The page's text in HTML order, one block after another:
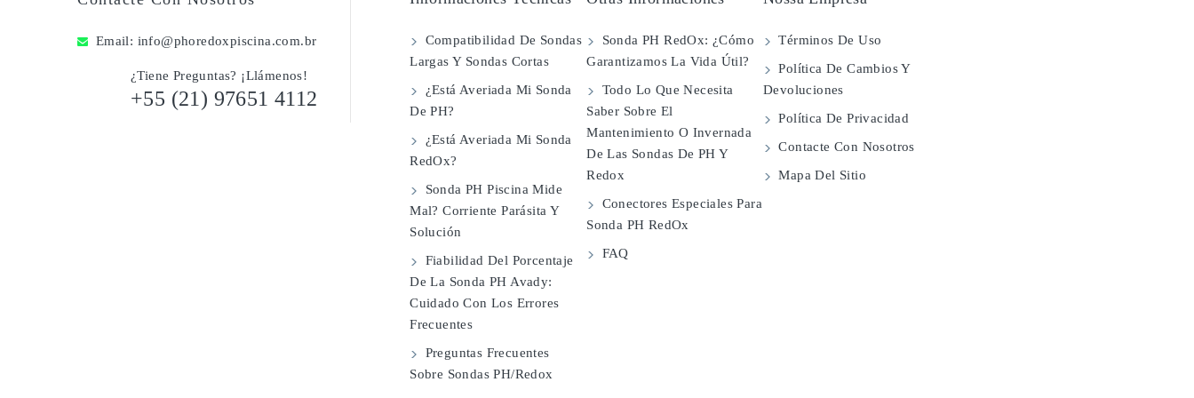
Email: info@phoredoxpiscina.com.br
¿Tiene Preguntas? ¡Llámenos!
+55 (21) 97651 4112
Compatibilidad De Sondas
Largas Y Sondas Cortas
¿Está Averiada Mi Sonda
De PH?
¿Está Averiada Mi Sonda
RedOx?
Sonda PH Piscina Mide
Mal? Corriente Parásita Y
Solución
Fiabilidad Del Porcentaje
De La Sonda PH Avady:
Cuidado Con Los Errores
Frecuentes
Preguntas Frecuentes
Sobre Sondas PH/Redox
Sonda PH RedOx: ¿Cómo
Garantizamos La Vida Útil?
Todo Lo Que Necesita
Saber Sobre El
Mantenimiento O Invernada
De Las Sondas De PH Y
Redox
Conectores Especiales Para
Sonda PH RedOx
FAQ
Términos De Uso
Política De Cambios Y
Devoluciones
Política De Privacidad
Contacte Con Nosotros
Mapa Del Sitio